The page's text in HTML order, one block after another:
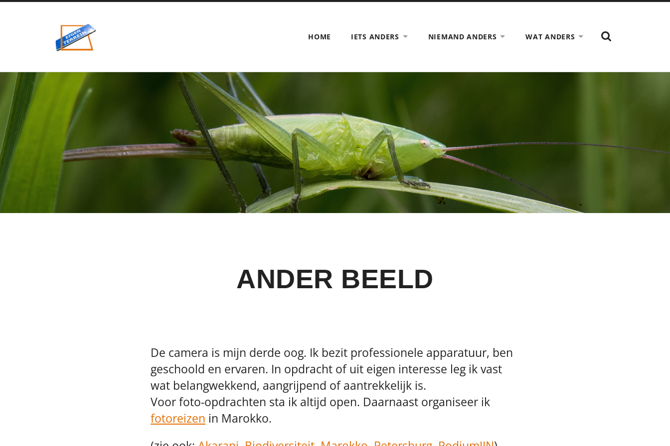
eigenzinnig
terrein
HOME IETS ANDERS NIEMAND ANDERS WAT ANDERS
TOON
HET
ANDER BEELD
De camera is mijn derde oog. Ik bezit professionele apparatuur, ben
geschoold en ervaren. In opdracht of uit eigen interesse leg ik vast
wat belangwekkend, aangrijpend of aantrekkelijk is.
Voor foto-opdrachten sta ik altijd open. Daarnaast organiseer ik
fotoreizen in Marokko.